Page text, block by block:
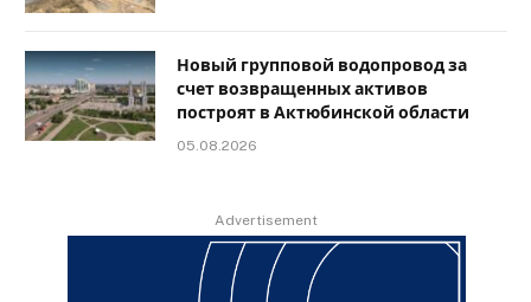
Новый групповой водопровод за
счет возвращенных активов
построят в Актюбинской области
05.08.2026
Advertisement